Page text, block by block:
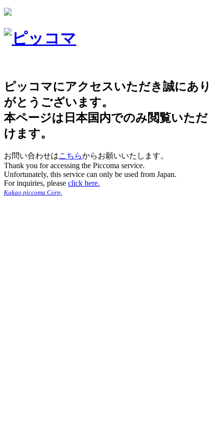
ピッコマにアクセスいただき誠にあり
がとうございます。
本ページは日本国内でのみ閲覧いただ
けます。
お問い合わせはこちらからお願いいたします。
Thank you for accessing the Piccoma service.
Unfortunately, this service can only be used from Japan.
For inquiries, please click here.
Kakao piccoma Corp.